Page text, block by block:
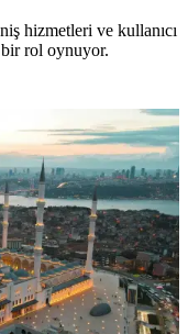
hizmetleri ve kullanıcı
bir rol oynuyor.